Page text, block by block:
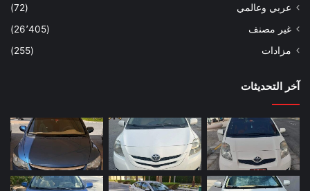
عربي وعالمي
(72)
غير مصنف
(26٬405)
مزادات
(255)
آخر التحديثات